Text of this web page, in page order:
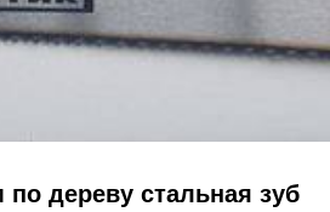
дереву стальная зуб